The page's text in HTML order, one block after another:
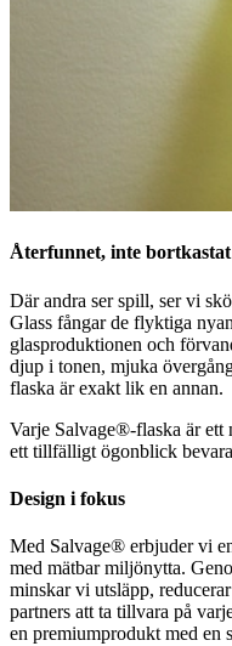
Återfunnet, inte bortkastat
Där andra ser spill, ser vi
Glass fångar de flyktiga
glasproduktionen och
djup i tonen, mjuka
flaska är exakt lik en annan.
Varje Salvage®-flaska är ett
ett tillfälligt ögonblick
Design i fokus
Med Salvage® erbjuder vi
med mätbar miljönytta.
minskar vi utsläpp,
partners att ta tillvara på
en premiumprodukt med en